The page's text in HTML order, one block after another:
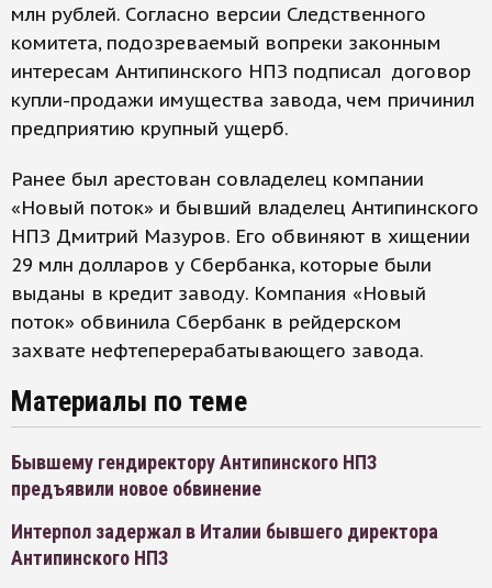
млн рублей. Согласно версии Следственного
комитета, подозреваемый вопреки законным
интересам Антипинского НПЗ подписал договор
купли-продажи имущества завода, чем причинил
предприятию крупный ущерб.
Ранее был арестован совладелец компании
«Новый поток» и бывший владелец Антипинского
НПЗ Дмитрий Мазуров. Его обвиняют в хищении
29 млн долларов у Сбербанка, которые были
выданы в кредит заводу. Компания «Новый
поток» обвинила Сбербанк в рейдерском
захвате нефтеперерабатывающего завода.
Материалы по теме
Бывшему гендиректору Антипинского НПЗ
предъявили новое обвинение
Интерпол задержал в Италии бывшего директора
Антипинского НПЗ